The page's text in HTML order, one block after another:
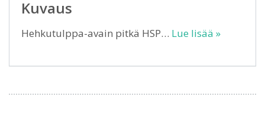
Kuvaus
Hehkutulppa-avain pitkä HSP… Lue lisää »